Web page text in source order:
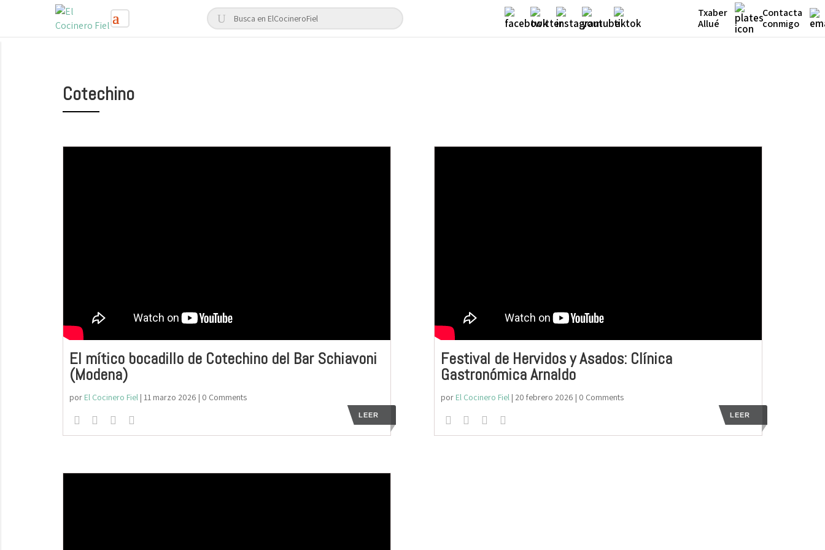
Txaber
Allué
Contacta
conmigo
Cotechino
El mítico bocadillo de Cotechino del Bar Schiavoni
(Modena)
por El Cocinero Fiel| 11 marzo 2026 | 0 Comments
LEER
Festival de Hervidos y Asados: Clínica
Gastronómica Arnaldo
por El Cocinero Fiel | 20 febrero 2026 | 0 Comments
LEER